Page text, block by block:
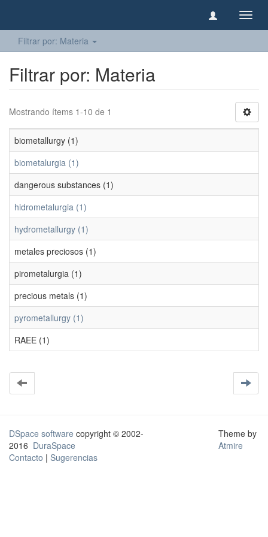
Filtrar por: Materia
Filtrar por: Materia
Mostrando ítems 1-10 de 1
biometallurgy (1)
biometalurgia (1)
dangerous substances (1)
hidrometalurgia (1)
hydrometallurgy (1)
metales preciosos (1)
pirometalurgia (1)
precious metals (1)
pyrometallurgy (1)
RAEE (1)
DSpace software copyright © 2002-
2016 DuraSpace
Contacto | Sugerencias
Theme by
Atmire